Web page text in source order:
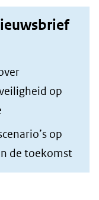
op
op
de toekomst